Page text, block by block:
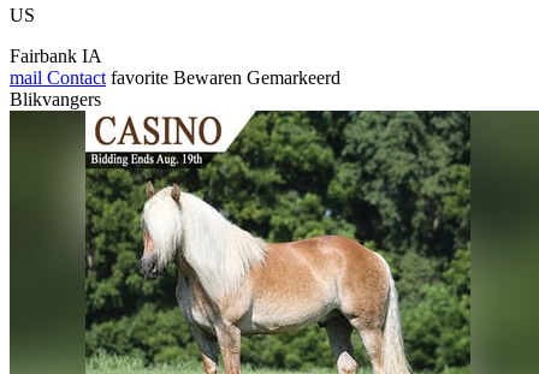
US
Fairbank IA
mail Contact favorite Bewaren Gemarkeerd
Blikvangers